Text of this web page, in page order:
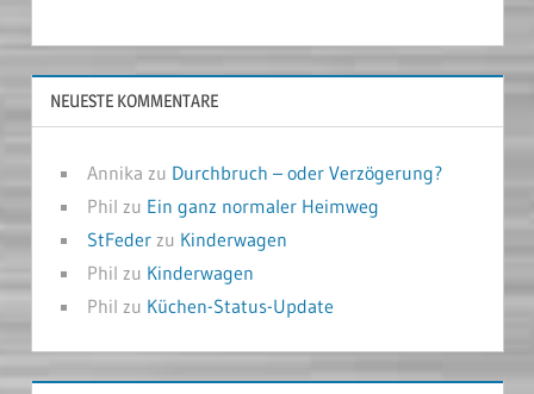
NEUESTE KOMMENTARE
Annika zu Durchbruch – oder Verzögerung?
Phil zu Ein ganz normaler Heimweg
StFederzu Kinderwagen
Phil zu Kinderwagen
Phil zu Küchen-Status-Update